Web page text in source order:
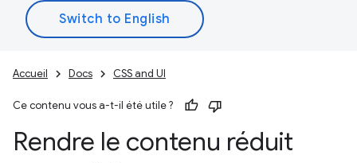
Accueil Docs CSS and UI
Ce contenu vous a-t-il été utile ?
Rendre le contenu réduit